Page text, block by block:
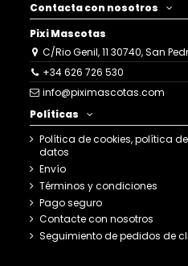
Contacta con nosotros
Pixi Mascotas
C/Rio Genil, 11 30740, San
+34 626 726 530
info@piximascotas.com
Políticas
Política de cookies, política
datos
Envío
Términos y condiciones
Pago seguro
Contacte con nosotros
Seguimiento de pedidos de